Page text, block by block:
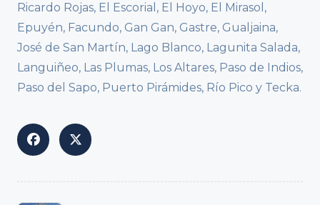
Ricardo Rojas, El Escorial, El Hoyo, El Mirasol,
Epuyén, Facundo, Gan Gan, Gastre, Gualjaina,
José de San Martín, Lago Blanco, Lagunita Salada,
Languiñeo, Las Plumas, Los Altares, Paso de Indios,
Paso del Sapo, Puerto Pirámides, Río Pico y Tecka.